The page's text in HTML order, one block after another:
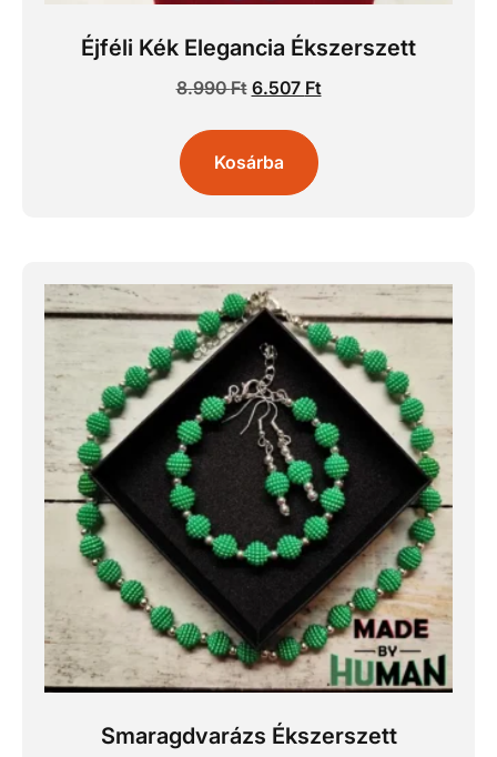
Éjféli Kék Elegancia Ékszerszett
8.990Ft 6.507 Ft
Kosárba
Smaragdvarázs Ékszerszett